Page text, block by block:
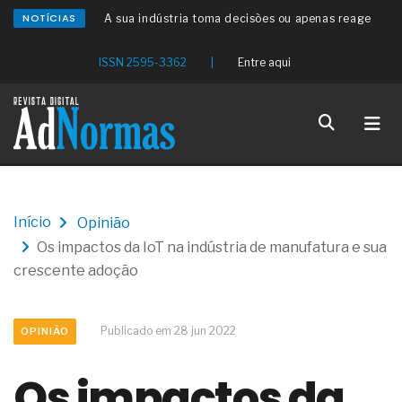
NOTÍCIAS
A sua indústria toma decisões ou apenas reage
Os serviços de reciclagem profunda a frio in situ
tentar criar uma reserva de mercado sobre as
NBR ISO
Os critérios médicos da síndrome metabólica
A prevenção clínica da coceira no ânus
crônica
As causas médicas da queda dos cabelos ou
calvície
hidráulicas de concreto de obras
O desenvolvimento de indicadores nas atividades
ISSN 2595-3362 Entre aqui
Início
Opinião
Os impactos da IoT na indústria de manufatura e sua
crescente adoção
OPINIÃO Publicado em 28 jun 2022